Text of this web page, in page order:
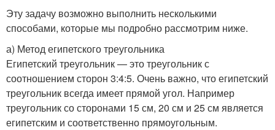
Эту задачу возможно выполнить несколькими
способами, которые мы подробно рассмотрим ниже.
а) Метод египетского треугольника
Египетский треугольник — это треугольник с
соотношением сторон 3:4:5. Очень важно, что египетский
треугольник всегда имеет прямой угол. Например
треугольник со сторонами 15 см, 20 см и 25 см является
египетским и соответственно прямоугольным.